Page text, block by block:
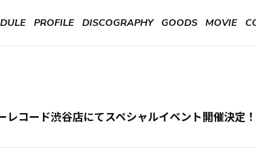
PROFILE DISCOGRAPHY GOODS MOVIE
レコード渋谷店にてスペシャルイベント開催決定